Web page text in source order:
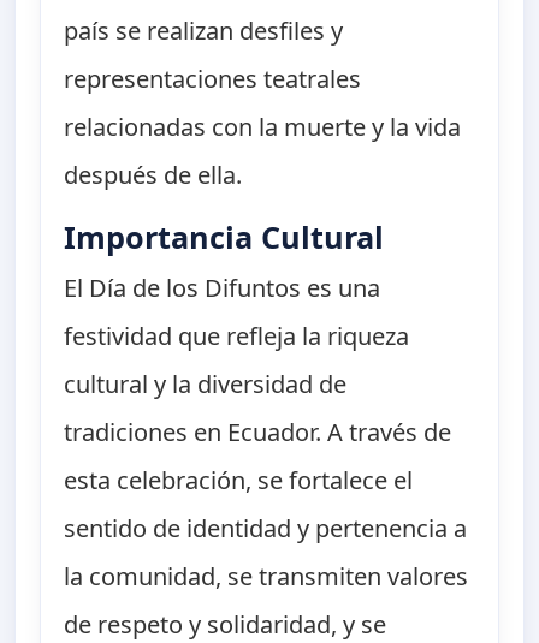
país se realizan desfiles y
representaciones teatrales
relacionadas con la muerte y la vida
después de ella.
Importancia Cultural
El Día de los Difuntos es una
festividad que refleja la riqueza
cultural y la diversidad de
tradiciones en Ecuador. A través de
esta celebración, se fortalece el
sentido de identidad y pertenencia a
la comunidad, se transmiten valores
de respeto y solidaridad, y se